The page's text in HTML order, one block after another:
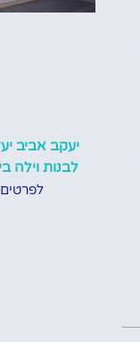
יעקב אביב
לבנות וילה